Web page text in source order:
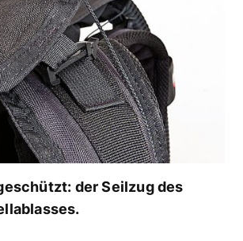
der Seilzug des